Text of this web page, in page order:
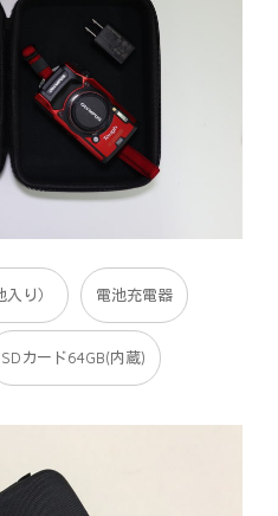
り） 電池充電器
SDカード64GB(内蔵)